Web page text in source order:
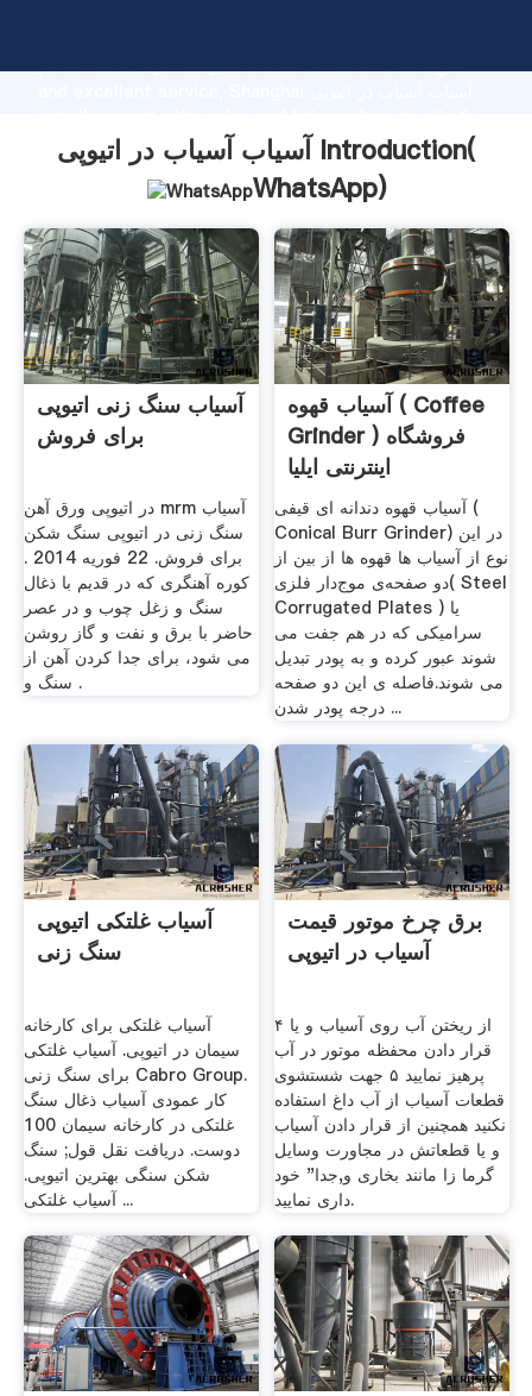
production capability, advanced research strength
customers.
آسیاب آسیاب در اتیوپی Introduction(
WhatsApp)
آسیاب سنگ زنی اتیوپی
برای فروش
در اتیوپی ورق آهن mrm آسیاب
سنگ زنی در اتیوپی سنگ شکن
برای فروش. 22 فوریه 2014 .
کوره آهنگری که در قدیم با ذغال
سنگ و زغل چوب و در عصر
حاضر با برق و نفت و گاز روشن
می شود، برای جدا کردن آهن از
سنگ و .
آسیاب قهوه ( Coffee
Grinder ) فروشگاه
اینترنتی ایلیا
آسیاب قهوه دندانه ای قیفی (
Conical Burr Grinder) در این
نوع از آسیاب ها قهوه ها از بین از
دو صفحه‌ی موج‌دار فلزی( Steel
Corrugated Plates ) یا
سرامیکی که در هم جفت می
شوند عبور کرده و به پودر تبدیل
می شوند.فاصله ی این دو صفحه
درجه پودر شدن ...
آسیاب غلتکی اتیوپی
سنگ زنی
آسیاب غلتکی برای کارخانه
سیمان در اتیوپی. آسیاب غلتکی
برای سنگ زنی Cabro Group.
کار عمودی آسیاب ذغال سنگ
غلتکی در کارخانه سیمان 100
دوست. دریافت نقل قول; سنگ
شکن سنگی بهترین اتیوپی.
آسیاب غلتکی ...
برق چرخ موتور قیمت
آسیاب در اتیوپی
۴ از ریختن آب روی آسیاب و یا
قرار دادن محفظه موتور در آب
پرهیز نمایید ۵ جهت شستشوی
قطعات آسیاب از آب داغ استفاده
نکنید همچنین از قرار دادن آسیاب
و یا قطعاتش در مجاورت وسایل
گرما زا مانند بخاری و,جدا" خود
داری نمایید.